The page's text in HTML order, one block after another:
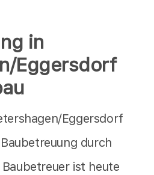
in
Eggersdorf
Eggersdorf
durch
ist heute